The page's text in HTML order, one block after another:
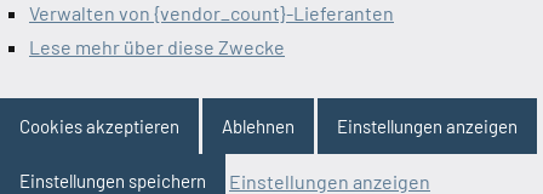
Verwalten von {vendor_count}-Lieferanten
Lese mehr über diese Zwecke
Cookies akzeptieren Ablehnen Einstellungen anzeigen
Einstellungen speichern Einstellungen anzeigen